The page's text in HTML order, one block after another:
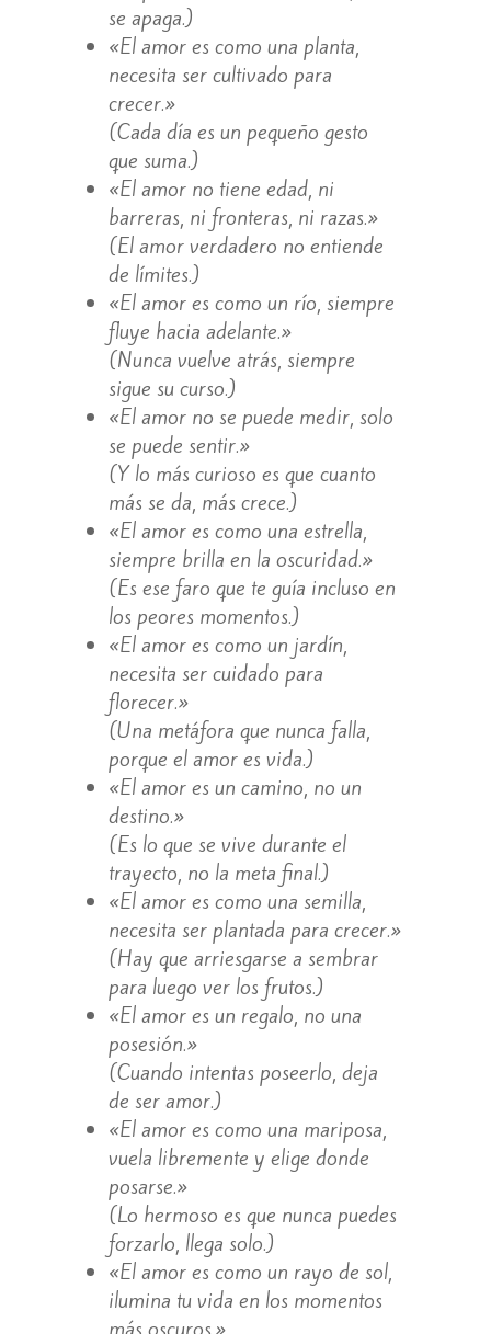
se apaga.)
«El amor es como una planta,
necesita ser cultivado para
crecer.»
(Cada día es un pequeño gesto
que suma.)
«El amor no tiene edad, ni
barreras, ni fronteras, ni razas.»
(El amor verdadero no entiende
de límites.)
«El amor es como un río, siempre
fluye hacia adelante.»
(Nunca vuelve atrás, siempre
sigue su curso.)
«El amor no se puede medir, solo
se puede sentir.»
(Y lo más curioso es que cuanto
más se da, más crece.)
«El amor es como una estrella,
siempre brilla en la oscuridad.»
(Es ese faro que te guía incluso en
los peores momentos.)
«El amor es como un jardín,
necesita ser cuidado para
florecer.»
(Una metáfora que nunca falla,
porque el amor es vida.)
«El amor es un camino, no un
destino.»
(Es lo que se vive durante el
trayecto, no la meta final.)
«El amor es como una semilla,
necesita ser plantada para crecer.»
(Hay que arriesgarse a sembrar
para luego ver los frutos.)
«El amor es un regalo, no una
posesión.»
(Cuando intentas poseerlo, deja
de ser amor.)
«El amor es como una mariposa,
vuela libremente y elige donde
posarse.»
(Lo hermoso es que nunca puedes
forzarlo, llega solo.)
«El amor es como un rayo de sol,
ilumina tu vida en los momentos
más oscuros.»